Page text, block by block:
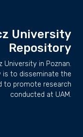
University
Repository
University in Poznan.
is to disseminate the
to promote research
conducted at UAM.